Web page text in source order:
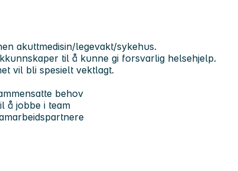
akuttmedisin/legevakt/sykehus.
til å kunne gi forsvarlig helsehjelp.
vil bli spesielt vektlagt.
behov
å jobbe i team